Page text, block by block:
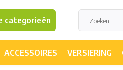
categorieën
ACCESSOIRES VERSIERING